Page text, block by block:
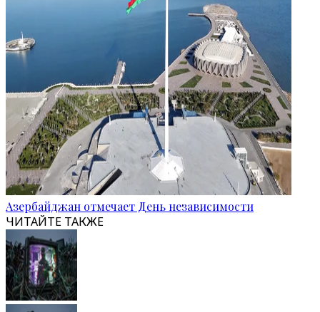
Азербайджан отмечает День независимости
ЧИТАЙТЕ ТАКЖЕ